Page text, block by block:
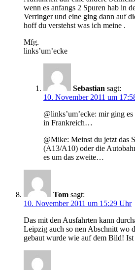
wenn es anfangs 2 Spuren hab in
Verringer und eine ging dann auf
hoff du verstehst was ich meine .
Mfg.
links’um’ecke
Sebastian sagt:
10. November 2011 um
@links’um’ecke: mir ging
in Frankreich…
@Mike: Meinst du jetzt das
(A13/A10) oder die
es um das zweite…
Tom sagt:
10. November 2011 um 15:29 Uhr
Das mit den Ausfahrten kann
Leipzig auch so nen Abschnitt wo
gebaut wurde wie auf dem Bild!